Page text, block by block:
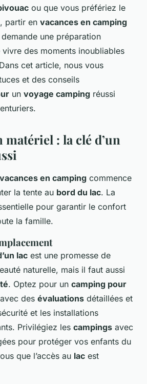
ou que vous préfériez le
, partir en vacances en camping
demande une préparation
des moments inoubliables
cet article, nous vous
et des conseils
un voyage camping réussi
matériel : la clé d’un
vacances en camping commence
la tente au bord du lac. La
pour garantir le confort
la famille.
lac est une promesse de
naturelle, mais il faut aussi
. Optez pour un camping pour
des évaluations détaillées et
et les installations
Privilégiez les campings avec
pour protéger vos enfants du
que l’accès au lac est